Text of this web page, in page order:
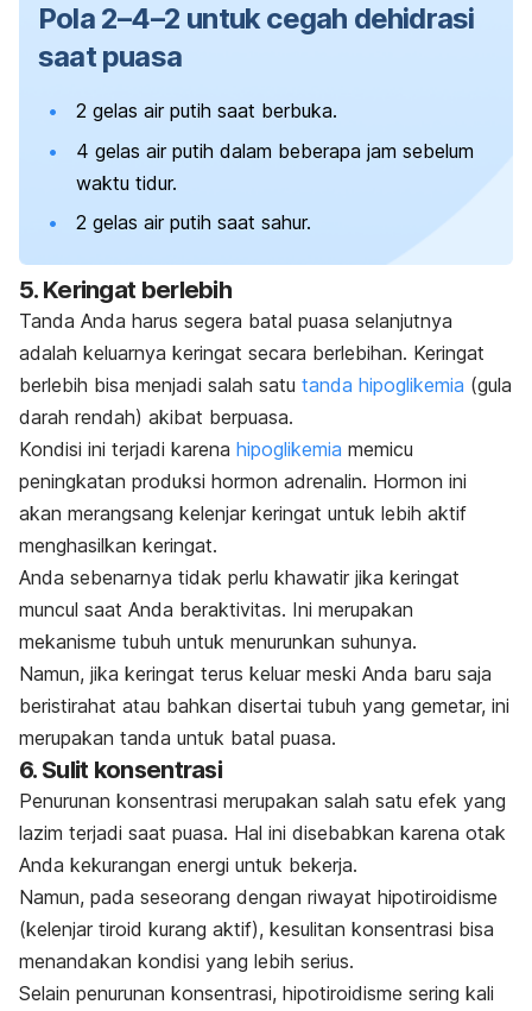
Pola 2–4–2 untuk cegah dehidrasi
saat puasa
2 gelas air putih saat berbuka.
4 gelas air putih dalam beberapa jam sebelum
waktu tidur.
2 gelas air putih saat sahur.
5. Keringat berlebih
Tanda Anda harus segera batal puasa selanjutnya
adalah keluarnya keringat secara berlebihan. Keringat
berlebih bisa menjadi salah satu tanda hipoglikemia (gula
darah rendah) akibat berpuasa.
Kondisi ini terjadi karena hipoglikemia memicu
peningkatan produksi hormon adrenalin. Hormon ini
akan merangsang kelenjar keringat untuk lebih aktif
menghasilkan keringat.
Anda sebenarnya tidak perlu khawatir jika keringat
muncul saat Anda beraktivitas. Ini merupakan
mekanisme tubuh untuk menurunkan suhunya.
Namun, jika keringat terus keluar meski Anda baru saja
beristirahat atau bahkan disertai tubuh yang gemetar, ini
merupakan tanda untuk batal puasa.
6. Sulit konsentrasi
Penurunan konsentrasi merupakan salah satu efek yang
lazim terjadi saat puasa. Hal ini disebabkan karena otak
Anda kekurangan energi untuk bekerja.
Namun, pada seseorang dengan riwayat hipotiroidisme
(kelenjar tiroid kurang aktif), kesulitan konsentrasi bisa
menandakan kondisi yang lebih serius.
Selain penurunan konsentrasi, hipotiroidisme sering kali